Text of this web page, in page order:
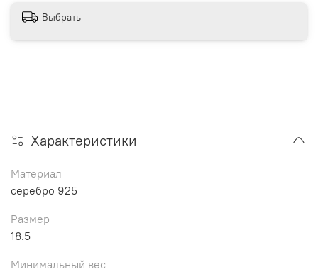
Выбрать
Характеристики
Материал
серебро 925
Размер
18.5
Минимальный вес